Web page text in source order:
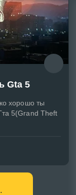
Gta 5
хорошо ты
5(Grand Theft